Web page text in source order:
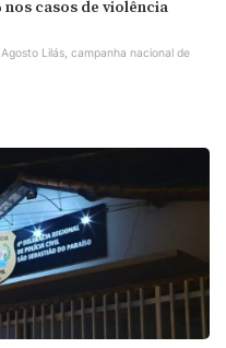
casos de violência
Lilás, campanha nacional de